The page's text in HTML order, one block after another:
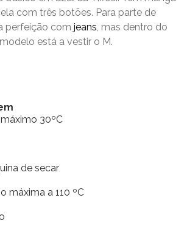
com três botões. Para parte de
perfeição com jeans, mas dentro do
está a vestir o M.
30ºC
de secar
máxima a 110 ºC